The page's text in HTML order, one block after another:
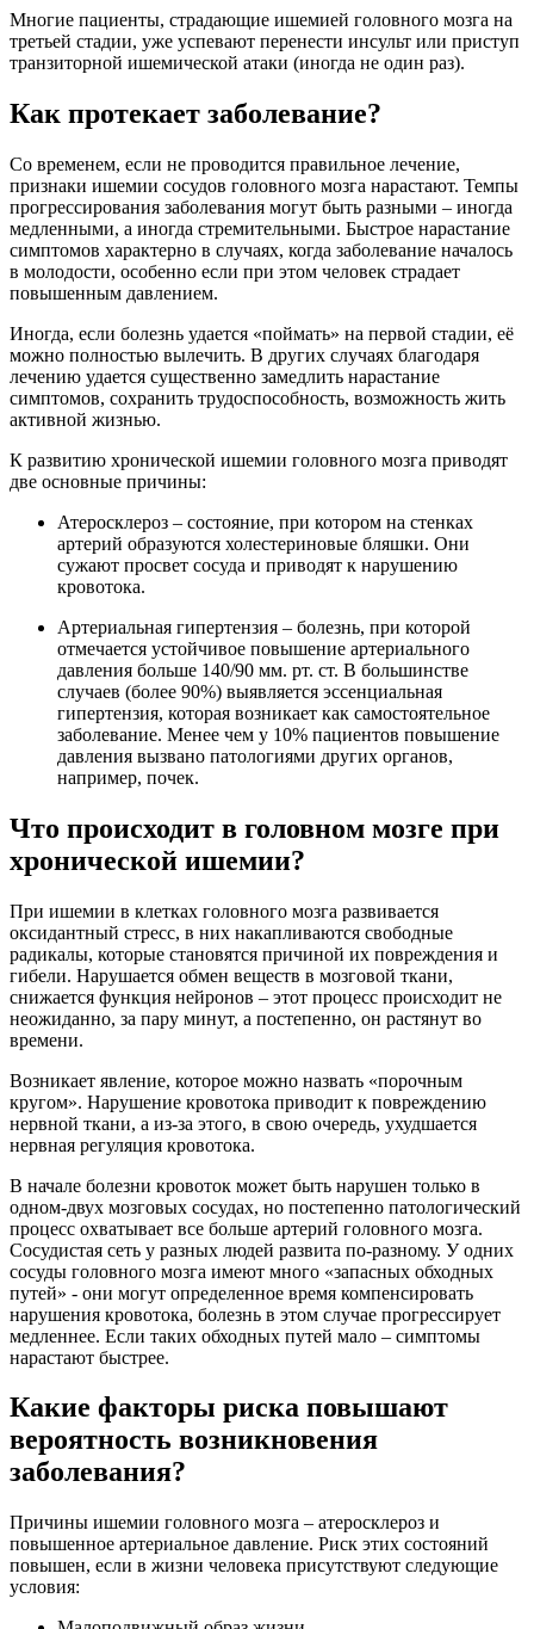
Многие пациенты, страдающие ишемией головного мозга на
третьей стадии, уже успевают перенести инсульт или приступ
транзиторной ишемической атаки (иногда не один раз).
Как протекает заболевание?
Со временем, если не проводится правильное лечение,
признаки ишемии сосудов головного мозга нарастают. Темпы
прогрессирования заболевания могут быть разными – иногда
медленными, а иногда стремительными. Быстрое нарастание
симптомов характерно в случаях, когда заболевание началось
в молодости, особенно если при этом человек страдает
повышенным давлением.
Иногда, если болезнь удается «поймать» на первой стадии, её
можно полностью вылечить. В других случаях благодаря
лечению удается существенно замедлить нарастание
симптомов, сохранить трудоспособность, возможность жить
активной жизнью.
К развитию хронической ишемии головного мозга приводят
две основные причины:
Атеросклероз – состояние, при котором на стенках
артерий образуются холестериновые бляшки. Они
сужают просвет сосуда и приводят к нарушению
кровотока.
Артериальная гипертензия – болезнь, при которой
отмечается устойчивое повышение артериального
давления больше 140/90 мм. рт. ст. В большинстве
случаев (более 90%) выявляется эссенциальная
гипертензия, которая возникает как самостоятельное
заболевание. Менее чем у 10% пациентов повышение
давления вызвано патологиями других органов,
например, почек.
Что происходит в головном мозге при
хронической ишемии?
При ишемии в клетках головного мозга развивается
оксидантный стресс, в них накапливаются свободные
радикалы, которые становятся причиной их повреждения и
гибели. Нарушается обмен веществ в мозговой ткани,
снижается функция нейронов – этот процесс происходит не
неожиданно, за пару минут, а постепенно, он растянут во
времени.
Возникает явление, которое можно назвать «порочным
кругом». Нарушение кровотока приводит к повреждению
нервной ткани, а из-за этого, в свою очередь, ухудшается
нервная регуляция кровотока.
В начале болезни кровоток может быть нарушен только в
одном-двух мозговых сосудах, но постепенно патологический
процесс охватывает все больше артерий головного мозга.
Сосудистая сеть у разных людей развита по-разному. У одних
сосуды головного мозга имеют много «запасных обходных
путей» - они могут определенное время компенсировать
нарушения кровотока, болезнь в этом случае прогрессирует
медленнее. Если таких обходных путей мало – симптомы
нарастают быстрее.
Какие факторы риска повышают
вероятность возникновения
заболевания?
Причины ишемии головного мозга – атеросклероз и
повышенное артериальное давление. Риск этих состояний
повышен, если в жизни человека присутствуют следующие
условия: